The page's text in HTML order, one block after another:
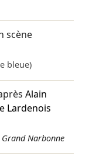
scène
bleue)
Alain
Lardenois
Narbonne